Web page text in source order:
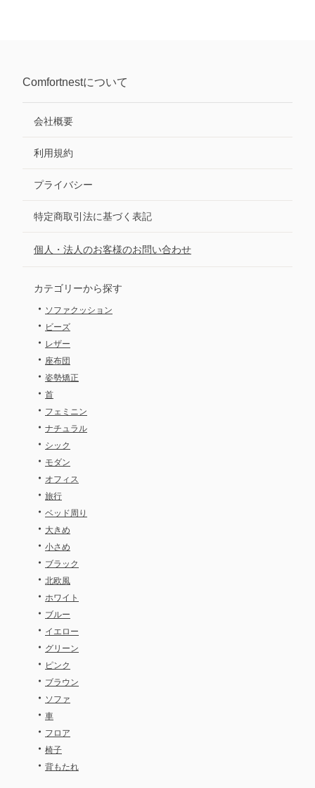
Comfortnestについて
会社概要
利用規約
プライバシー
特定商取引法に基づく表記
個人・法人のお客様のお問い合わせ
カテゴリーから探す
・ ソファクッション
・ ビーズ
・ レザー
・ 座布団
・ 姿勢矯正
・ 首
・ フェミニン
・ ナチュラル
・ シック
・ モダン
・ オフィス
・ 旅行
・ ベッド周り
・ 大きめ
・ 小さめ
・ ブラック
・ 北欧風
・ ホワイト
・ ブルー
・ イエロー
・ グリーン
・ ピンク
・ ブラウン
・ ソファ
・ 車
・ フロア
・ 椅子
・ 背もたれ